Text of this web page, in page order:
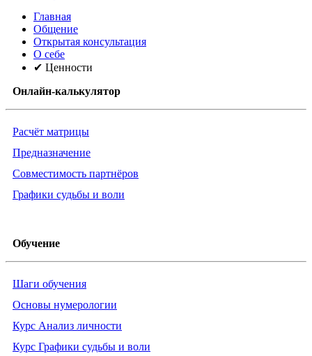
Главная
Общение
Открытая консультация
О себе
✔ Ценности
Онлайн-калькулятор
Расчёт матрицы
Предназначение
Совместимость партнёров
Графики судьбы и воли
Обучение
Шаги обучения
Основы нумерологии
Курс Анализ личности
Курс Графики судьбы и воли